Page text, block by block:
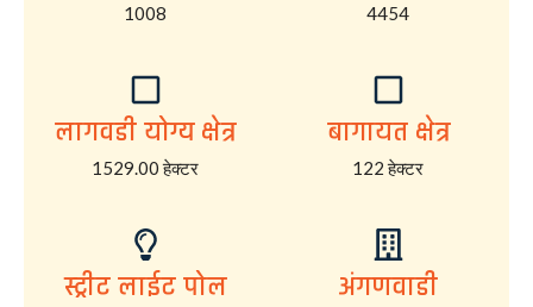
1008 4454
लागवडी योग्य क्षेत्र
1529.00 हेक्टर
बागायत क्षेत्र
122 हेक्टर
स्ट्रीट लाईट पोल अंगणवाडी